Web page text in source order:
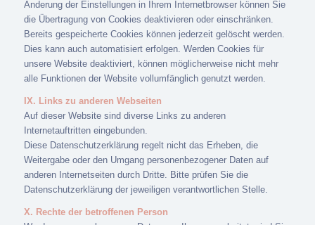
Änderung der Einstellungen in Ihrem Internetbrowser können Sie
die Übertragung von Cookies deaktivieren oder einschränken.
Bereits gespeicherte Cookies können jederzeit gelöscht werden.
Dies kann auch automatisiert erfolgen. Werden Cookies für
unsere Website deaktiviert, können möglicherweise nicht mehr
alle Funktionen der Website vollumfänglich genutzt werden.
IX. Links zu anderen Webseiten
Auf dieser Website sind diverse Links zu anderen
Internetauftritten eingebunden.
Diese Datenschutzerklärung regelt nicht das Erheben, die
Weitergabe oder den Umgang personenbezogener Daten auf
anderen Internetseiten durch Dritte. Bitte prüfen Sie die
Datenschutzerklärung der jeweiligen verantwortlichen Stelle.
X. Rechte der betroffenen Person